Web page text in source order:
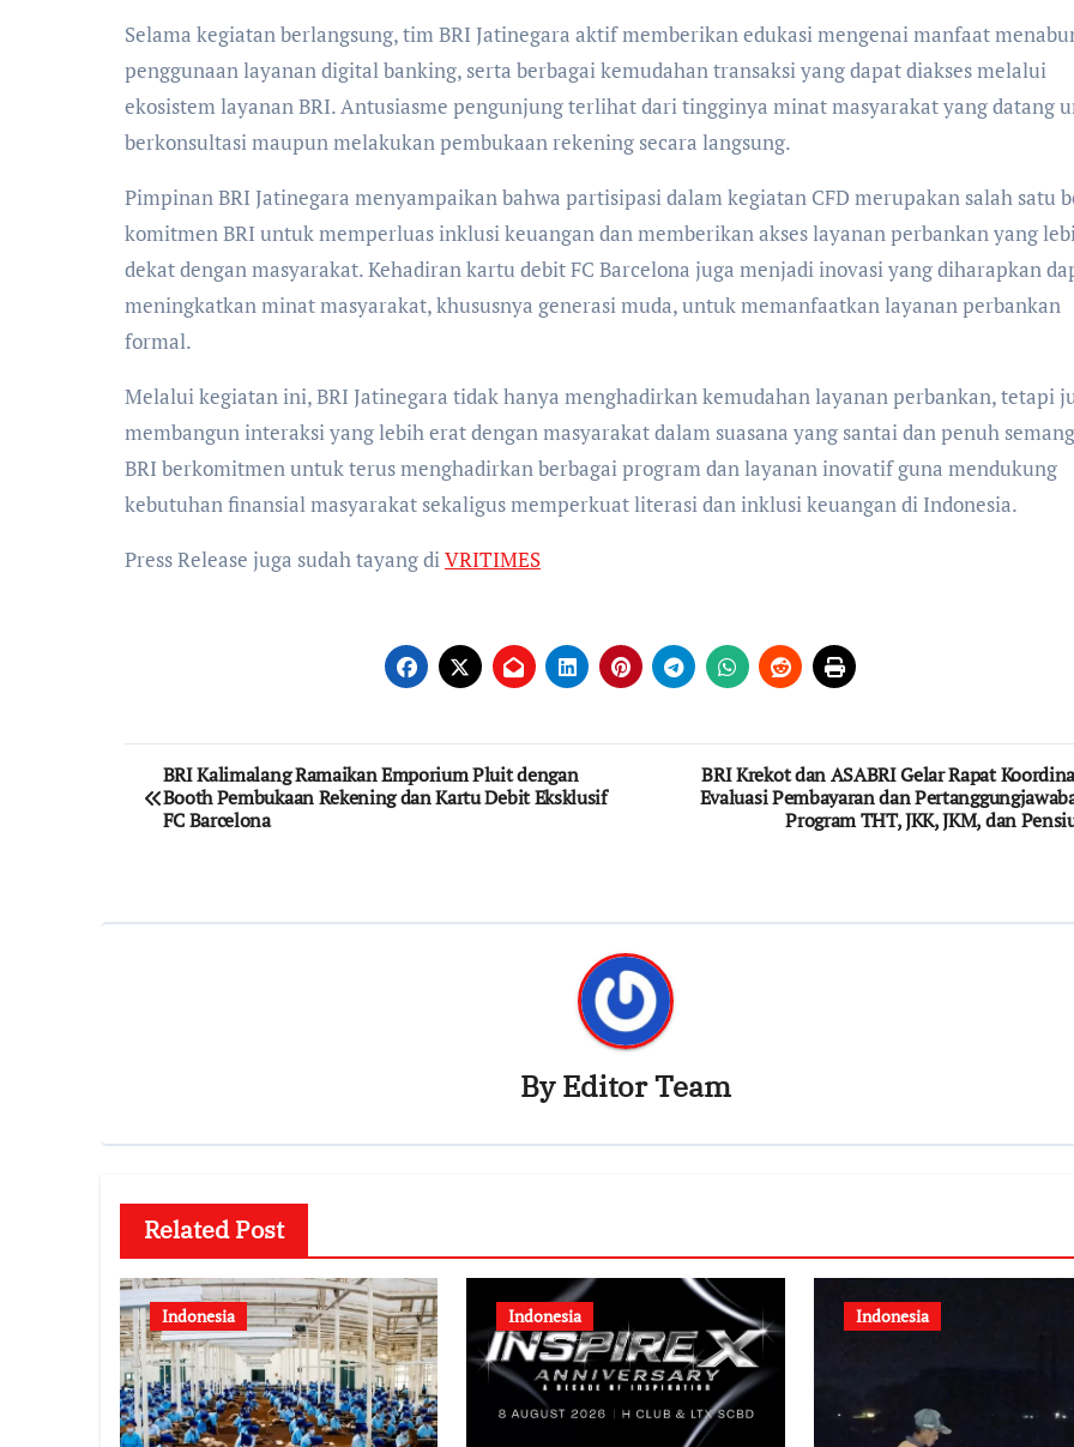
Selama kegiatan berlangsung, tim BRI Jatinegara aktif memberikan edukasi mengenai manfaat
penggunaan layanan digital banking, serta berbagai kemudahan transaksi yang dapat diakses melalui
ekosistem layanan BRI. Antusiasme pengunjung terlihat dari tingginya minat masyarakat yang datang
berkonsultasi maupun melakukan pembukaan rekening secara langsung.
Pimpinan BRI Jatinegara menyampaikan bahwa partisipasi dalam kegiatan CFD merupakan salah satu
komitmen BRI untuk memperluas inklusi keuangan dan memberikan akses layanan perbankan yang
dekat dengan masyarakat. Kehadiran kartu debit FC Barcelona juga menjadi inovasi yang diharapkan
meningkatkan minat masyarakat, khususnya generasi muda, untuk memanfaatkan layanan perbankan
formal.
Melalui kegiatan ini, BRI Jatinegara tidak hanya menghadirkan kemudahan layanan perbankan, tetapi
membangun interaksi yang lebih erat dengan masyarakat dalam suasana yang santai dan penuh
BRI berkomitmen untuk terus menghadirkan berbagai program dan layanan inovatif guna mendukung
kebutuhan finansial masyarakat sekaligus memperkuat literasi dan inklusi keuangan di Indonesia.
Press Release juga sudah tayang diVRITIMES
Post
navigation
BRI Kalimalang Ramaikan Emporium Pluit dengan
Booth Pembukaan Rekening dan Kartu Debit Eksklusif
FC Barcelona
BRI Krekot dan ASABRI Gelar Rapat
Evaluasi Pembayaran dan
Program THT, JKK, JKM, dan
ByEditor Team
Related Post
Indonesia Indonesia Indonesia